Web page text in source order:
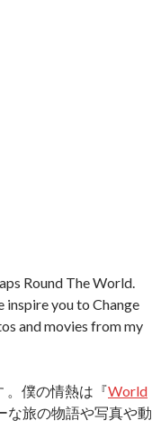
Round The World.
inspire you to Change
and movies from my
。僕の情熱は『World
な旅の物語や写真や動